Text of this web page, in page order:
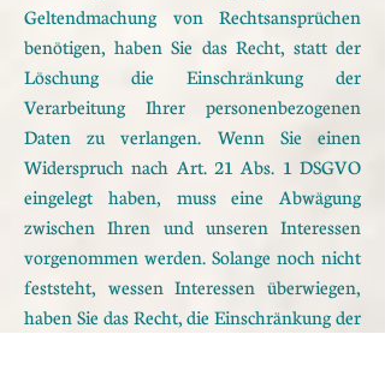
Geltendmachung von Rechtsansprüchen
benötigen, haben Sie das Recht, statt der
Löschung die Einschränkung der
Verarbeitung Ihrer personenbezogenen
Daten zu verlangen. Wenn Sie einen
Widerspruch nach Art. 21 Abs. 1 DSGVO
eingelegt haben, muss eine Abwägung
zwischenIhren und unseren Interessen
vorgenommen werden. Solange noch nicht
feststeht, wessen Interessen überwiegen,
haben Sie das Recht, die Einschränkung der